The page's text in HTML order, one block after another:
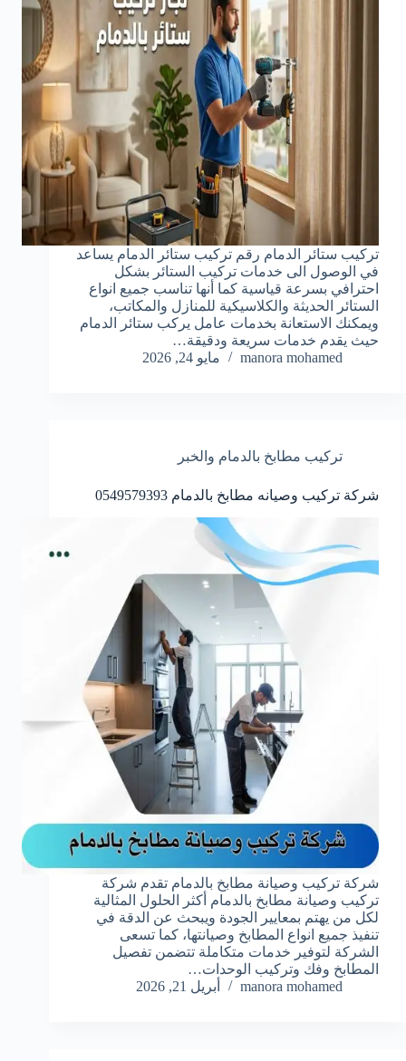
تركيب ستائر الدمام رقم تركيب ستائر الدمام يساعد
في الوصول الى خدمات تركيب الستائر بشكل
احترافي بسرعة قياسية كما أنها تناسب جميع انواع
الستائر الحديثة والكلاسيكية للمنازل والمكاتب،
ويمكنك الاستعانة بخدمات عامل يركب ستائر الدمام
حيث يقدم خدمات سريعة ودقيقة…
manora mohamed
مايو 24, 2026
تركيب مطابخ بالدمام والخبر
شركة تركيب وصيانه مطابخ بالدمام 0549579393
شركة تركيب وصيانة مطابخ بالدمام تقدم شركة
تركيب وصيانة مطابخ بالدمام أكثر الحلول المثالية
لكل من يهتم بمعايير الجودة ويبحث عن الدقة في
تنفيذ جميع انواع المطابخ وصيانتها، كما تسعى
الشركة لتوفير خدمات متكاملة تتضمن تفصيل
المطابخ وفك وتركيب الوحدات…
manora mohamed
أبريل 21, 2026